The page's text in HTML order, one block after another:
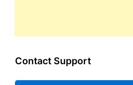
Contact Support